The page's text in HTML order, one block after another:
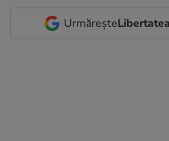
UrmăreșteLibertatea